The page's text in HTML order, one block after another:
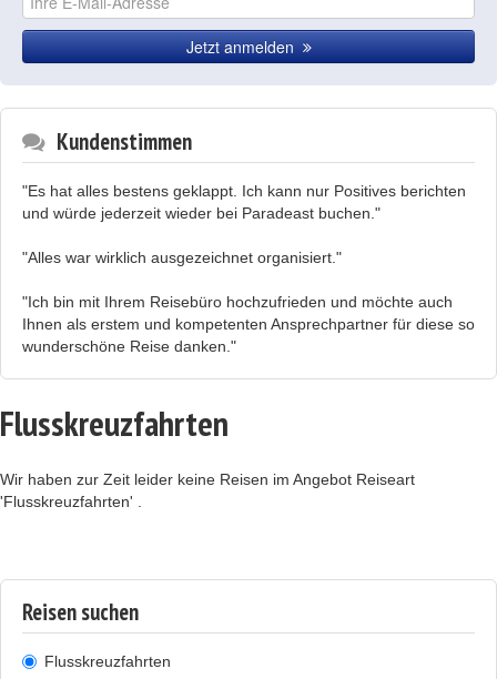
Jetzt anmelden
Kundenstimmen
"Es hat alles bestens geklappt. Ich kann nur Positives berichten
und würde jederzeit wieder bei Paradeast buchen."
"Alles war wirklich ausgezeichnet organisiert."
"Ich bin mit Ihrem Reisebüro hochzufrieden und möchte auch
Ihnen als erstem und kompetenten Ansprechpartner für diese so
wunderschöne Reise danken."
Flusskreuzfahrten
Wir haben zur Zeit leider keine Reisen im Angebot Reiseart
'Flusskreuzfahrten' .
Reisen suchen
Flusskreuzfahrten